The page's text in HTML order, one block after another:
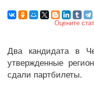
Оцените
Два кандидата в
утвержденные
сдали партбилеты.